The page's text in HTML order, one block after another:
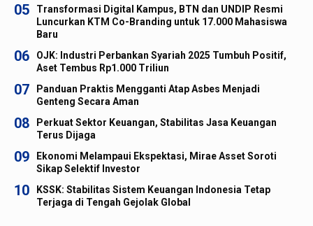
05
Transformasi Digital Kampus, BTN dan UNDIP Resmi
Luncurkan KTM Co-Branding untuk 17.000 Mahasiswa
Baru
06
OJK: Industri Perbankan Syariah 2025 Tumbuh Positif,
Aset Tembus Rp1.000 Triliun
07
Panduan Praktis Mengganti Atap Asbes Menjadi
Genteng Secara Aman
08
Perkuat Sektor Keuangan, Stabilitas Jasa Keuangan
Terus Dijaga
09
Ekonomi Melampaui Ekspektasi, Mirae Asset Soroti
Sikap Selektif Investor
10
KSSK: Stabilitas Sistem Keuangan Indonesia Tetap
Terjaga di Tengah Gejolak Global